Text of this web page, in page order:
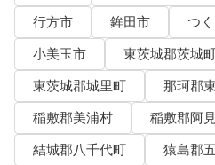
行方市
鉾田市
つ
小美玉市
東茨城郡茨城
東茨城郡城里町
那珂郡
稲敷郡美浦村
稲敷郡阿
結城郡八千代町
猿島郡